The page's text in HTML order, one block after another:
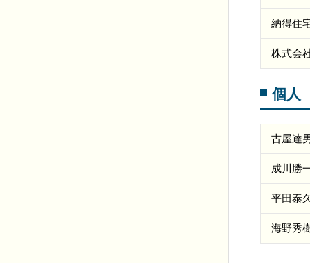
納得住
株式会
個人
古屋達
成川勝
平田泰
海野秀